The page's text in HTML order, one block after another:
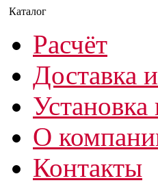
Расчёт
Доставка
О
Контакты